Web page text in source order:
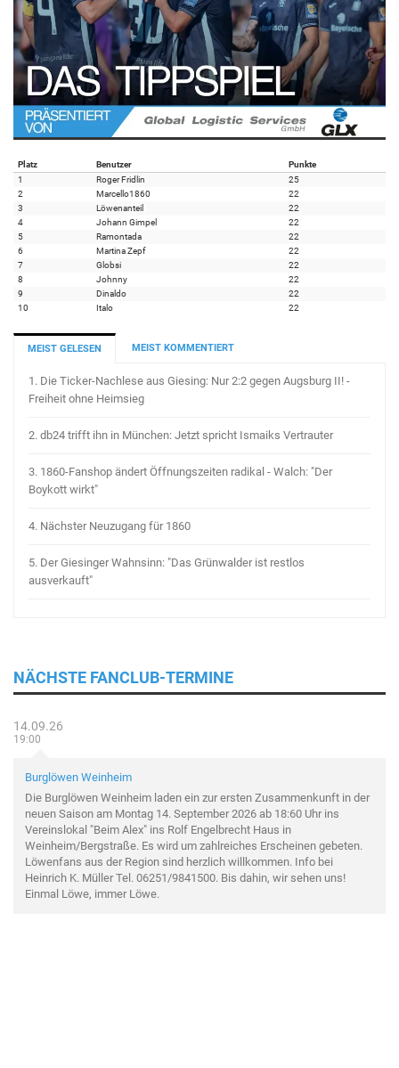
Platz Benutzer
Punkte
1
Roger Fridlin
25
2
Marcello1860
22
3
Löwenanteil
22
4
Johann Gimpel
22
5
Ramontada
22
6
Martina Zepf
22
7
Globsi
22
8
Johnny
22
9
Dinaldo
22
10
Italo 22
MEIST GELESEN MEIST KOMMENTIERT
1. Die Ticker-Nachlese aus Giesing: Nur 2:2 gegen Augsburg II! -
Freiheit ohne Heimsieg
2. db24 trifft ihn in München: Jetzt spricht Ismaiks Vertrauter
3. 1860-Fanshop ändert Öffnungszeiten radikal - Walch: "Der
Boykott wirkt"
4. Nächster Neuzugang für 1860
5. Der Giesinger Wahnsinn: "Das Grünwalder ist restlos
ausverkauft"
NÄCHSTE FANCLUB-TERMINE
14.09.26
19:00
Burglöwen Weinheim
Die Burglöwen Weinheim laden ein zur ersten Zusammenkunft in der
neuen Saison am Montag 14. September 2026 ab 18:60 Uhr ins
Vereinslokal "Beim Alex" ins Rolf Engelbrecht Haus in
Weinheim/Bergstraße. Es wird um zahlreiches Erscheinen gebeten.
Löwenfans aus der Region sind herzlich willkommen. Info bei
Heinrich K. Müller Tel. 06251/9841500. Bis dahin, wir sehen uns!
Einmal Löwe, immer Löwe.